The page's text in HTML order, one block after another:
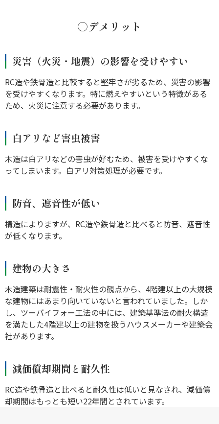
○デメリット
災害（火災・地震）の影響を受けやすい
RC造や鉄骨造と比較すると堅牢さが劣るため、災害の影響
を受けやすくなります。特に燃えやすいという特徴がある
ため、火災に注意する必要があります。
白アリなど害虫被害
木造は白アリなどの害虫が好むため、被害を受けやすくな
ってしまいます。白アリ対策処理が必要です。
防音、遮音性が低い
構造によりますが、RC造や鉄骨造と比べると防音、遮音性
が低くなります。
建物の大きさ
木造建築は耐震性・耐火性の観点から、4階建以上の大規模
な建物にはあまり向いていないと言われていました。しか
し、ツーバイフォー工法の中には、建築基準法の耐火構造
を満たした4階建以上の建物を扱うハウスメーカーや建築会
社があります。
減価償却期間と耐久性
RC造や鉄骨造と比べると耐久性は低いと見なされ、減価償
却期間はもっとも短い22年間とされています。